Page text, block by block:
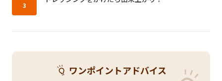
ワンポイントアドバイス